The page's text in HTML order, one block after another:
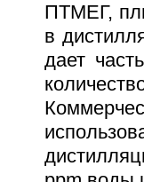
ПТМЕГ,
в
дает